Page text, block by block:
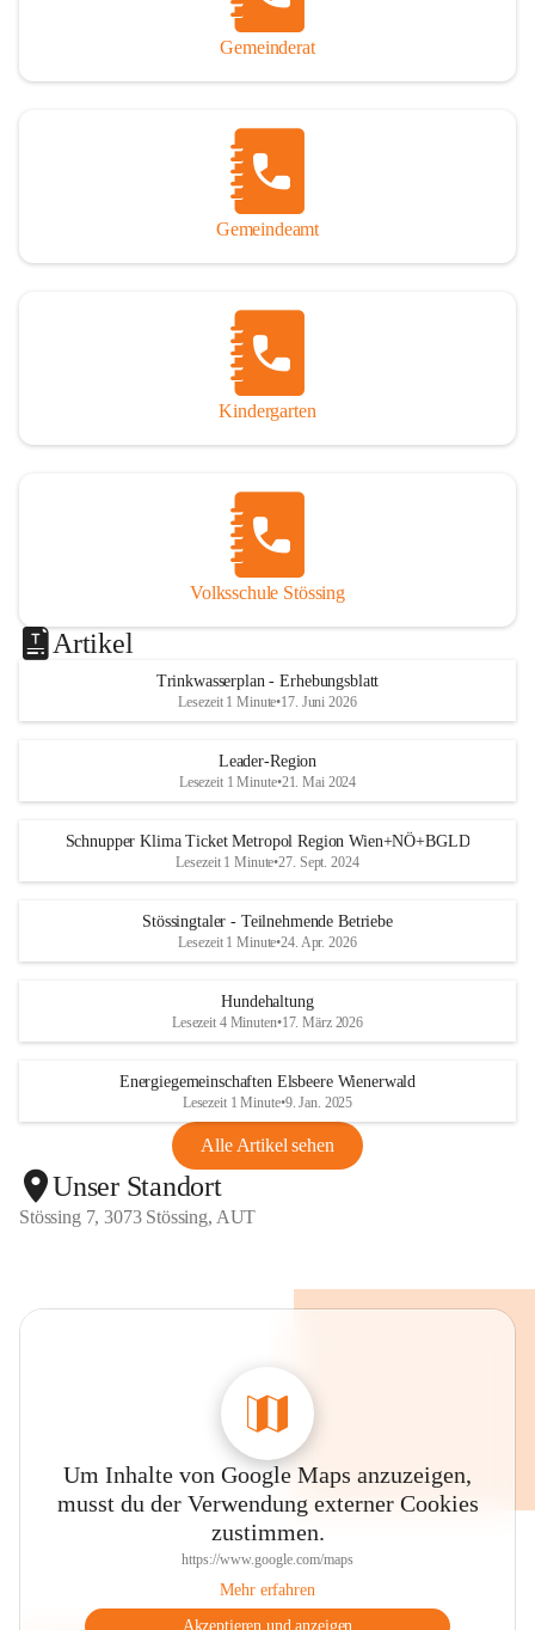
Gemeinderat
Gemeindeamt
Kindergarten
Volksschule Stössing
Artikel
Trinkwasserplan - Erhebungsblatt
Lesezeit 1 Minute•17. Juni 2026
Leader-Region
Lesezeit 1 Minute•21. Mai 2024
Schnupper Klima Ticket Metropol Region Wien+NÖ+BGLD
Lesezeit 1 Minute•27. Sept. 2024
Stössingtaler - Teilnehmende Betriebe
Lesezeit 1 Minute•24. Apr. 2026
Hundehaltung
Lesezeit 4 Minuten•17. März 2026
Energiegemeinschaften Elsbeere Wienerwald
Lesezeit 1 Minute•9. Jan. 2025
Alle Artikel sehen
Unser Standort
Stössing 7, 3073 Stössing, AUT
Um Inhalte von Google Maps anzuzeigen,
musst du der Verwendung externer Cookies
zustimmen.
https://www.google.com/maps
Mehr erfahren
Akzeptieren und anzeigen